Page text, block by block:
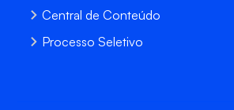
Central de Conteúdo
Processo Seletivo